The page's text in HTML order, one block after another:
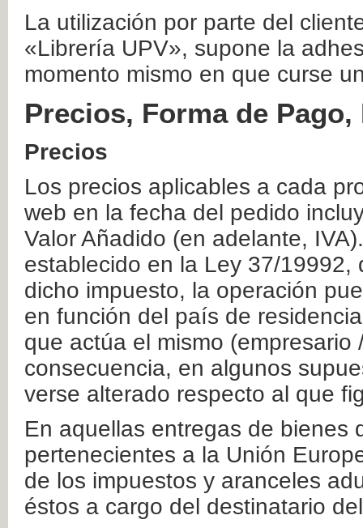
La utilización por parte del
«Librería UPV», supone la
momento mismo en que curse
Precios, Forma de
Precios
Los precios aplicables a cada
web en la fecha del pedido
Valor Añadido (en adelante,
establecido en la Ley 37/
dicho impuesto, la operación
en función del país de
que actúa el mismo
consecuencia, en algunos
verse alterado respecto al que
En aquellas entregas de bienes
pertenecientes a la Unión
de los impuestos y aranceles
éstos a cargo del destinatario